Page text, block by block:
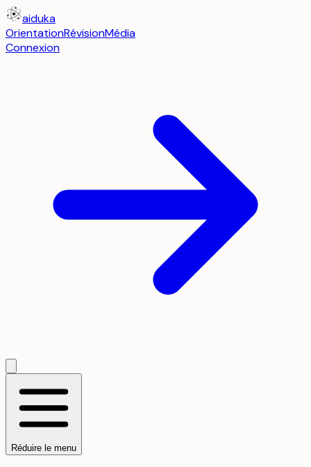
aiduka
OrientationRévisionMédia
Connexion
Réduire le menu